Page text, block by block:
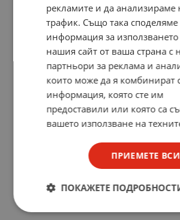
рекламите и да
трафик. Също така споделяме
информация за
нашия сайт от ваша страна с
партньори за реклама и
които може да я комбинират
информация, която сте им
предоставили или която са
вашето използване на
ПРИЕМЕТЕ
ПОКАЖЕТЕ